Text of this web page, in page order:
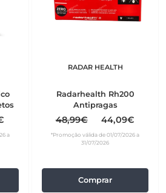
a
RADAR HEALTH
Radarhealth Rh200
Antipragas
48,99€ 44,09€
*Promoção válida de 01/07/2026 a
31/07/2026
Comprar